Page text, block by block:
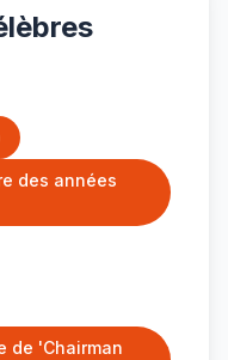
des années
de 'Chairman